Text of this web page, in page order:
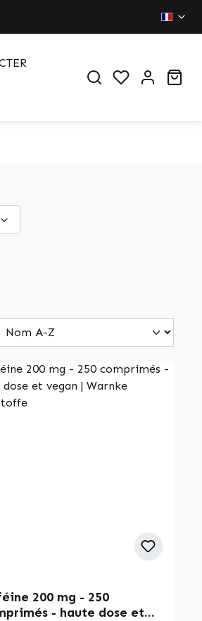
You have 0
200 mg - 250
- haute dose et